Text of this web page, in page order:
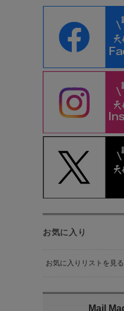
お気に入り
お気に入りリストを見る